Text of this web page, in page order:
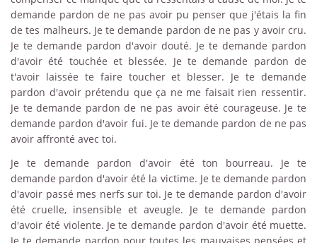
demande pardon de ne pas avoir pu penser que j'étais la fin
de tes malheurs. Je te demande pardon de ne pas y avoir cru.
Je te demande pardon d'avoir douté. Je te demande pardon
d'avoir été touchée et blessée. Je te demande pardon de
t'avoir laissée te faire toucher et blesser. Je te demande
pardon d'avoir prétendu que ça ne me faisait rien ressentir.
Je te demande pardon de ne pas avoir été courageuse. Je te
demande pardon d'avoir fui. Je te demande pardon de ne pas
avoir affronté avec toi.
Je te demande pardon d'avoir été ton bourreau. Je te
demande pardon d'avoir été la victime. Je te demande pardon
d'avoir passé mes nerfs sur toi. Je te demande pardon d'avoir
été cruelle, insensible et aveugle. Je te demande pardon
d'avoir été violente. Je te demande pardon d'avoir été muette.
Je te demande pardon pour toutes les mauvaises pensées et